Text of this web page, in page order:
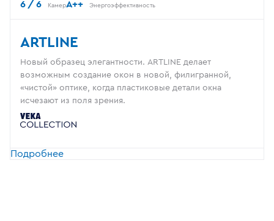
6 / 6 КамерA++ Энергоэффективность
ARTLINE
Новый образец элегантности. ARTLINE делает
возможным создание окон в новой, филигранной,
«чистой» оптике, когда пластиковые детали окна
исчезают из поля зрения.
Подробнее